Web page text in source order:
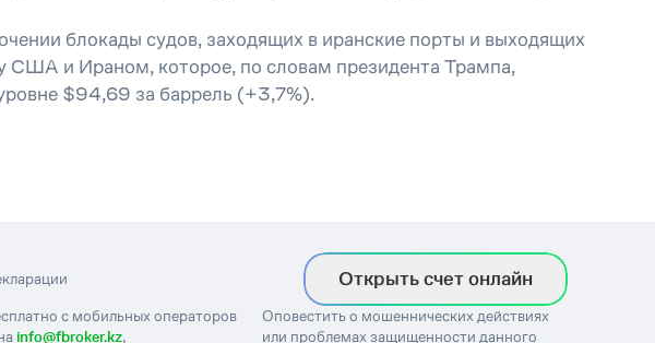
блокады судов, заходящих в иранские порты и выходящих
США и Ираном, которое, по словам президента Трампа,
$94,69 за баррель (+3,7%).
Открыть счет онлайн
с мобильных операторов
info@fbroker.kz,
Оповестить о мошеннических действиях
или проблемах защищенности данного